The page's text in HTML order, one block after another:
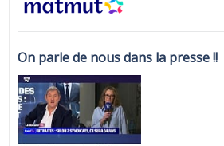
On parle de nous dans la presse !!